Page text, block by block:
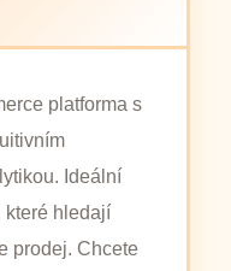
platforma s
Ideální
které hledají
prodej. Chcete